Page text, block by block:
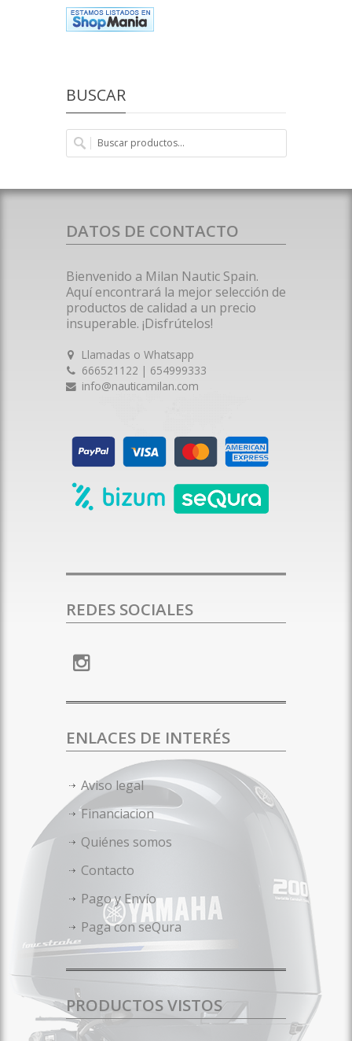
BUSCAR
DATOS DE CONTACTO
Bienvenido a Milan Nautic Spain.
Aquí encontrará la mejor selección de
productos de calidad a un precio
insuperable. ¡Disfrútelos!
Llamadas o Whatsapp
666521122 | 654999333
info@nauticamilan.com
REDES SOCIALES
ENLACES DE INTERÉS
Aviso legal
Financiacion
Quiénes somos
Contacto
Pago y Envío
Paga con seQura
PRODUCTOS VISTOS